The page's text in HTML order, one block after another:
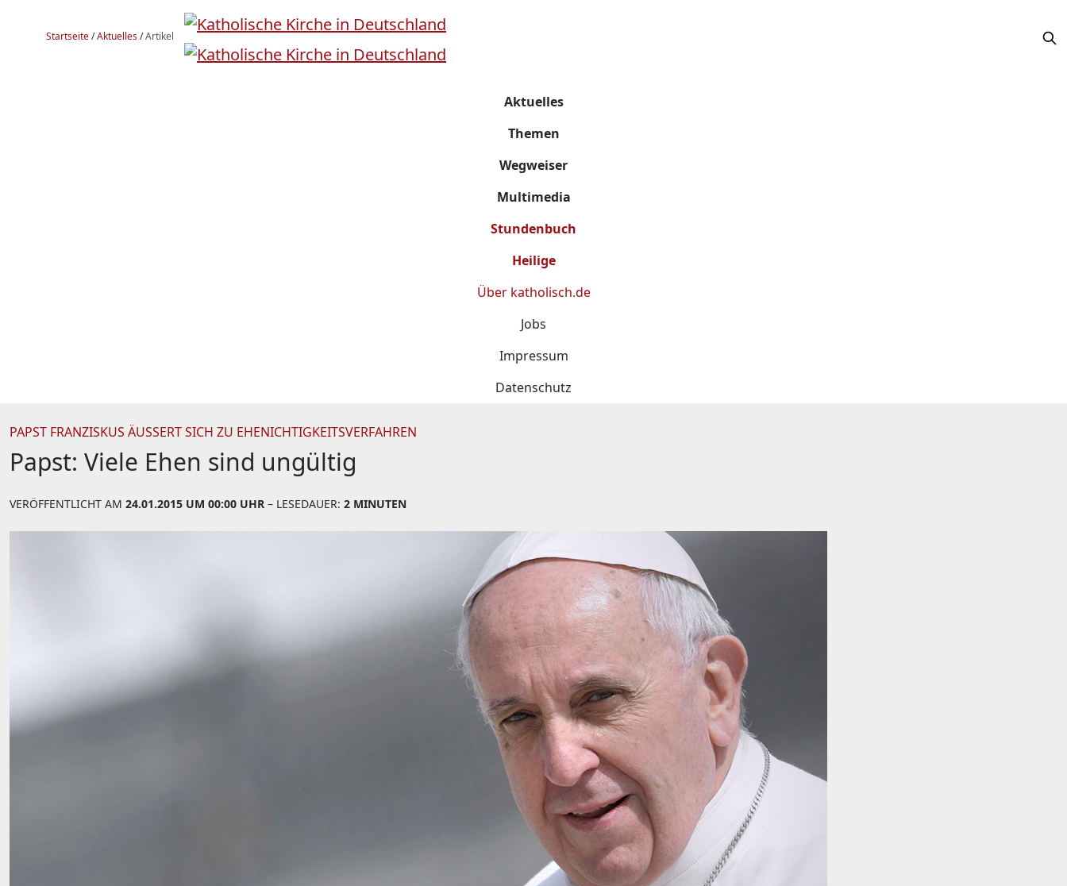
Startseite/Aktuelles/Artikel
Aktuelles
Themen
Wegweiser
Multimedia
Stundenbuch
Heilige
Über katholisch.de
Jobs
Impressum
Datenschutz
PAPST FRANZISKUS ÄUSSERT SICH ZU EHENICHTIGKEITSVERFAHREN
Papst: Viele Ehen sind ungültig
VERÖFFENTLICHT AM 24.01.2015 UM 00:00 UHR – LESEDAUER: 2 MINUTEN